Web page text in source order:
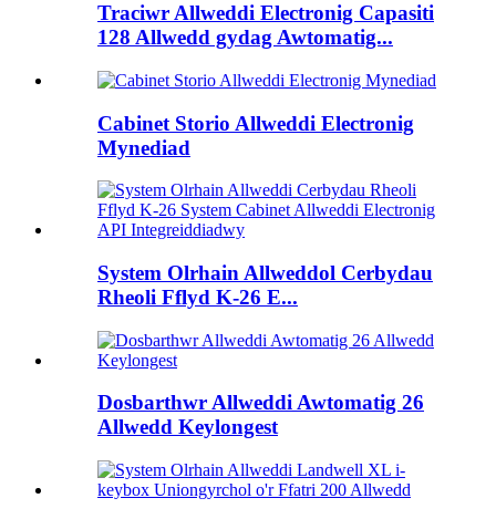
Traciwr Allweddi Electronig Capasiti
128 Allwedd gydag Awtomatig...
Cabinet Storio Allweddi Electronig
Mynediad
System Olrhain Allweddol Cerbydau
Rheoli Fflyd K-26 E...
Dosbarthwr Allweddi Awtomatig 26
Allwedd Keylongest